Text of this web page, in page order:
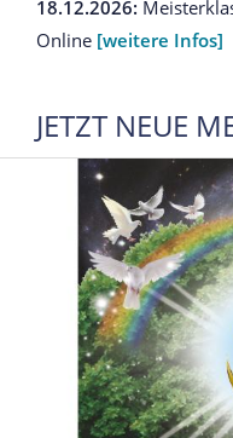
18.12.2026:
Online [weitere Infos]
JETZT NEUE